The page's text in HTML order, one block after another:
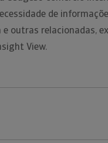
de
outras relacionadas,
View.